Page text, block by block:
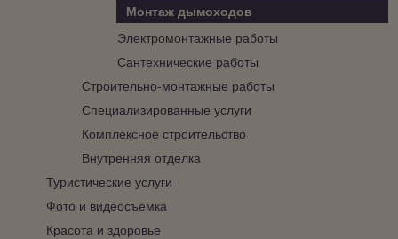
Монтаж дымоходов
Электромонтажные работы
Сантехнические работы
Строительно-монтажные работы
Специализированные услуги
Комплексное строительство
Внутренняя отделка
Туристические услуги
Фото и видеосъемка
Красота и здоровье